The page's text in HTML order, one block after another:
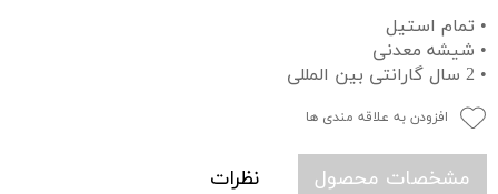
• تمام استیل
• شیشه معدنی
• 2 سال گارانتی بین المللی
افزودن به علاقه مندی ها
مشخصات محصول نظرات